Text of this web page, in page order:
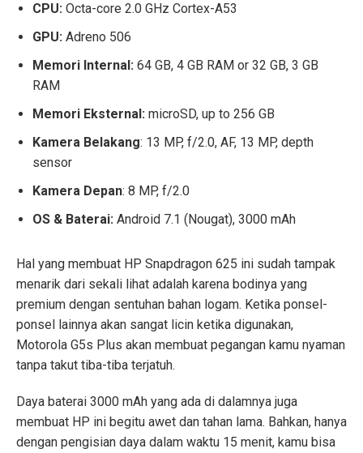
CPU: Octa-core 2.0 GHz Cortex-A53
GPU: Adreno 506
Memori Internal: 64 GB, 4 GB RAM or 32 GB, 3 GB
RAM
Memori Eksternal: microSD, up to 256 GB
Kamera Belakang: 13 MP, f/2.0, AF, 13 MP, depth
sensor
Kamera Depan: 8 MP, f/2.0
OS & Baterai: Android 7.1 (Nougat), 3000 mAh
Hal yang membuat HP Snapdragon 625 ini sudah tampak
menarik dari sekali lihat adalah karena bodinya yang
premium dengan sentuhan bahan logam. Ketika ponsel-
ponsel lainnya akan sangat licin ketika digunakan,
Motorola G5s Plus akan membuat pegangan kamu nyaman
tanpa takut tiba-tiba terjatuh.
Daya baterai 3000 mAh yang ada di dalamnya juga
membuat HP ini begitu awet dan tahan lama. Bahkan, hanya
dengan pengisian daya dalam waktu 15 menit, kamu bisa